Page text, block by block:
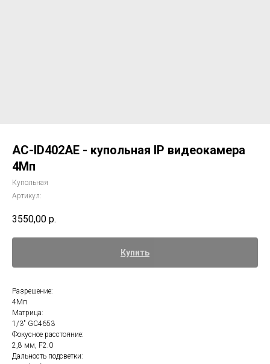
AC-ID402AE - купольная IP видеокамера
4Мп
Купольная
Артикул:
3550,00 р.
Купить
Разрешение:
4Мп
Матрица:
1/3" GC4653
Фокусное расстояние:
2,8 мм, F2.0
Дальность подсветки: